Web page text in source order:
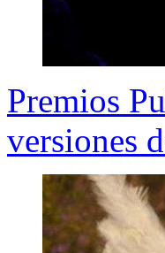
Premios
versiones